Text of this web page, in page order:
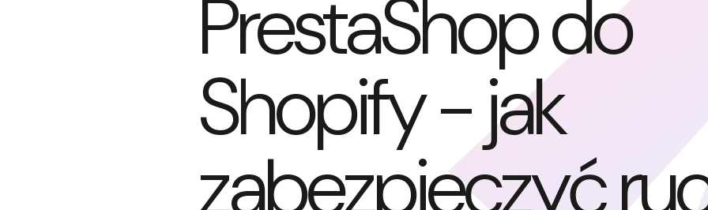
PrestaShop do
Shopify - jak
zabezpieczyć